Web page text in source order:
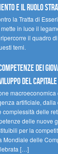
E IL RUOLO
la Tratta di
in luce il
il quadro
temi.
DEI
DEL
artificiale,
delle
delle nuove
per la
Mondiale delle
[…]